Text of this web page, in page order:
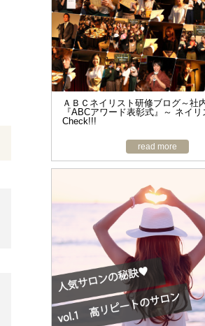
n
ＡＢＣネイリスト研修ブログ～社
『ABCアワード表彰式』～ ネイ
Check!!!
read more